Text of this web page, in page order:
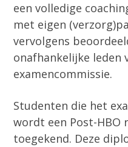
een volledige
met eigen
vervolgens
onafhankelijke leden
examencommissie.
Studenten die het
wordt een Post-HBO
toegekend. Deze